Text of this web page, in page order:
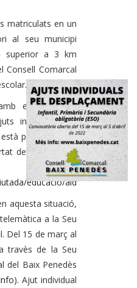
matriculats en un
al seu municipi
superior a 3 km
Consell Comarcal
els mateixos
individuals de
publicada a la
de SERVEIS AL
educacio/aid
aquesta situació,
a la Seu
Del 15 de març al
travès de la Seu
del Baix Penedès
). Ajut individual